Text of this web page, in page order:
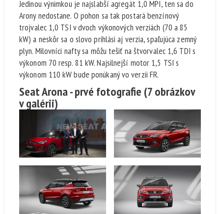
Jedinou výnimkou je najslabší agregát 1,0 MPI, ten sa do
Arony nedostane. O pohon sa tak postará benzínový
trojvalec 1,0 TSI v dvoch výkonových verziách (70 a 85
kW) a neskôr sa o slovo prihlási aj verzia, spaľujúca zemný
plyn. Milovníci nafty sa môžu tešiť na štvorvalec 1,6 TDI s
výkonom 70 resp. 81 kW. Najsilnejší motor 1,5 TSI s
výkonom 110 kW bude ponúkaný vo verzii FR.
Seat Arona - prvé fotografie (7 obrázkov
v galérii)